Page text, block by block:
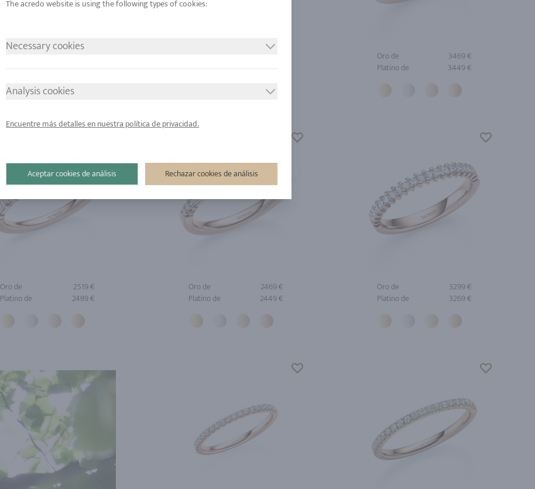
Platino de
1688 €
Platino de
1409 €
Oro de
3469 €
Platino de
3449 €
Oro de
2519 €
Platino de
2489 €
Oro de
2469 €
Platino de
2449 €
Oro de
3299 €
Platino de
3269 €
Necessary cookies
Analysis cookies
Encuentre más detalles en nuestra política de privacidad.
Rechazar cookies de análisis
Aceptar cookies de análisis